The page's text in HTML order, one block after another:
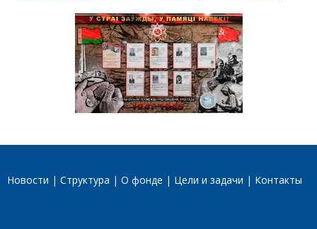
Новости Структура О фонде Цели и задачи Контакты